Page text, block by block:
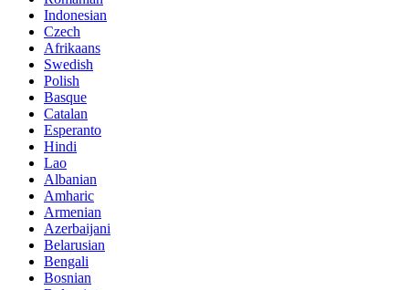
Indonesian
Czech
Afrikaans
Swedish
Polish
Basque
Catalan
Esperanto
Hindi
Lao
Albanian
Amharic
Armenian
Azerbaijani
Belarusian
Bengali
Bosnian